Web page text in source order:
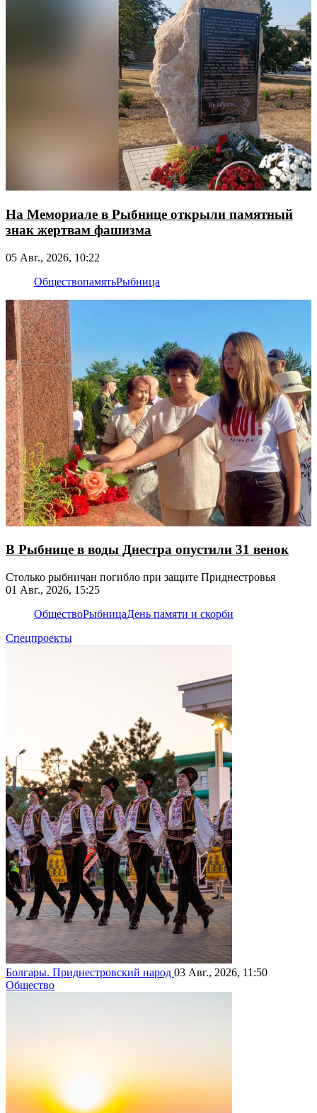
На Мемориале в Рыбнице открыли памятный
знак жертвам фашизма
05 Авг., 2026, 10:22
ОбществопамятьРыбница
В Рыбнице в воды Днестра опустили 31 венок
Столько рыбничан погибло при защите Приднестровья
01 Авг., 2026, 15:25
ОбществоРыбницаДень памяти и скорби
Спецпроекты
Болгары. Приднестровский народ 03 Авг., 2026, 11:50
Общество